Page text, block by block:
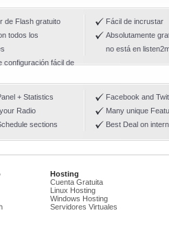
de Flash gratuito
todos los
configuración fácil de
Fácil de incrustar
Absolutamente
no está en
+ Statistics
Radio
sections
Facebook and
Many unique
Best Deal on
Hosting
Cuenta Gratuita
Linux Hosting
Windows Hosting
Servidores Virtuales